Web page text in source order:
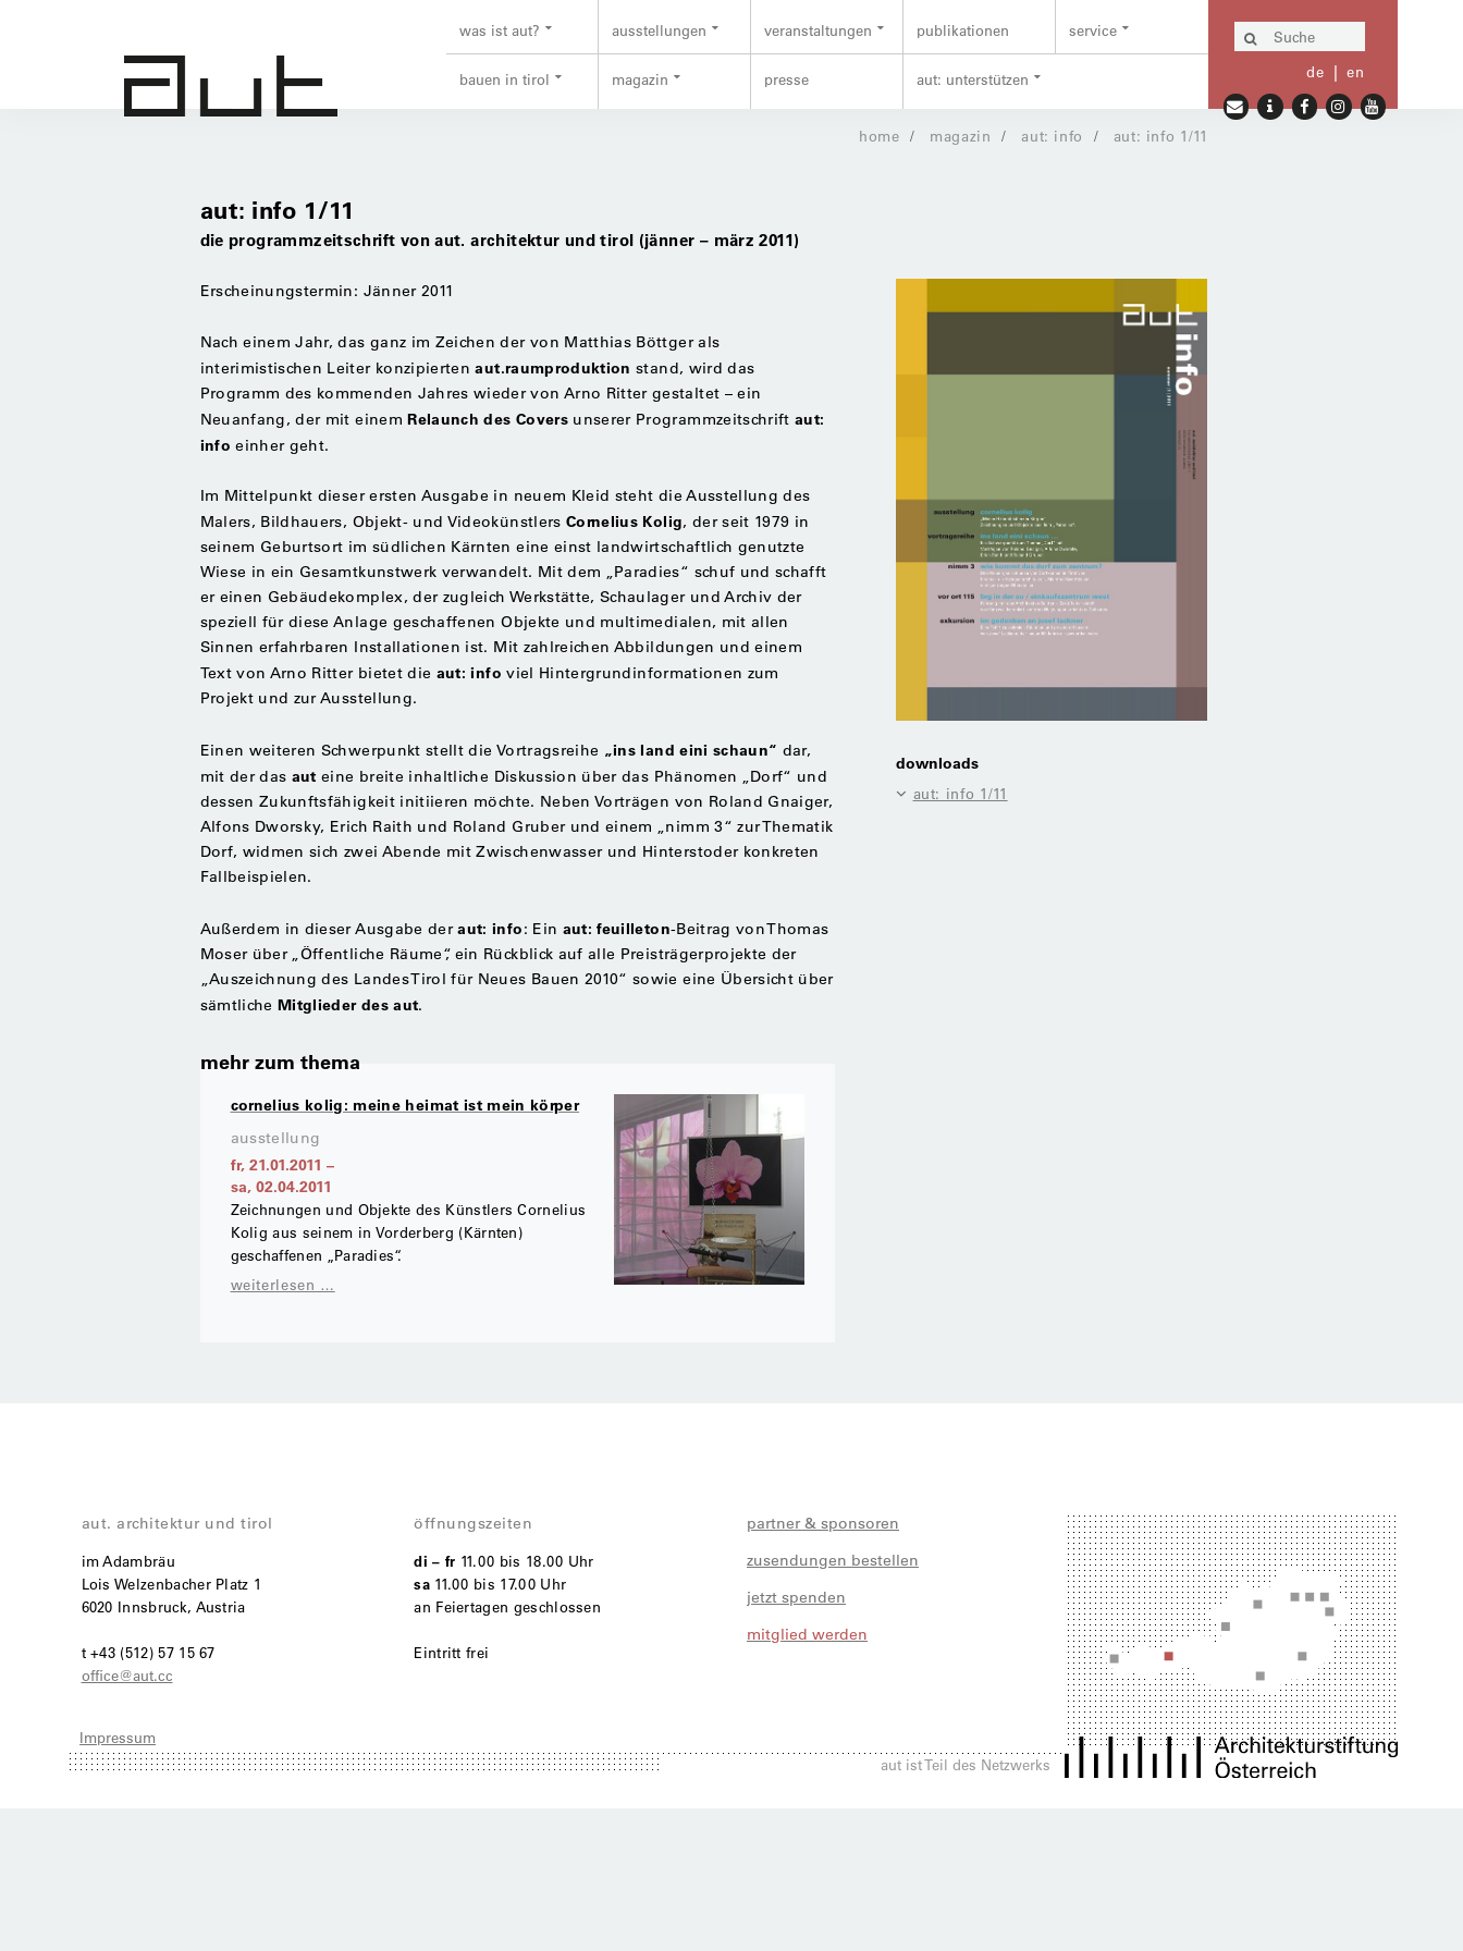
de en
was ist aut? ausstellungen veranstaltungen publikationen service
bauen in tirol magazin presse aut: unterstützen
home magazin aut: info aut: info 1/11
aut: info 1/11
die programmzeitschrift von aut. architektur und tirol (jänner – märz 2011)
Erscheinungstermin: Jänner 2011
Nach einem Jahr, das ganz im Zeichen der von Matthias Böttger als
interimistischen Leiter konzipiertenaut.raumproduktion stand, wird das
Programm des kommenden Jahres wieder von Arno Ritter gestaltet – ein
Neuanfang, der mit einemRelaunch des Coversunserer Programmzeitschriftaut:
info einher geht.
Im Mittelpunkt dieser ersten Ausgabe in neuem Kleid steht die Ausstellung des
Malers, Bildhauers, Objekt- und Videokünstlers Cornelius Kolig, der seit 1979 in
seinem Geburtsort im südlichen Kärnten eine einst landwirtschaftlich genutzte
Wiese in ein Gesamtkunstwerk verwandelt. Mit dem „Paradies“ schuf und schafft
er einen Gebäudekomplex, der zugleich Werkstätte, Schaulager und Archiv der
speziell für diese Anlage geschaffenen Objekte und multimedialen, mit allen
Sinnen erfahrbaren Installationen ist. Mit zahlreichen Abbildungen und einem
Text von Arno Ritter bietet die aut: info viel Hintergrundinformationen zum
Projekt und zur Ausstellung.
Einen weiteren Schwerpunkt stellt die Vortragsreihe „ins land eini schaun“ dar,
mit der das auteine breite inhaltliche Diskussion über das Phänomen „Dorf“ und
dessen Zukunftsfähigkeit initiieren möchte. Neben Vorträgen von Roland Gnaiger,
Alfons Dworsky, Erich Raith und Roland Gruber und einem „nimm 3“ zur Thematik
Dorf, widmen sich zwei Abende mit Zwischenwasser und Hinterstoder konkreten
Fallbeispielen.
Außerdem in dieser Ausgabe deraut: info: Ein aut: feuilleton-Beitrag von Thomas
Moser über „Öffentliche Räume“, ein Rückblick auf alle Preisträgerprojekte der
„Auszeichnung des Landes Tirol für Neues Bauen 2010“ sowie eine Übersicht über
sämtliche Mitglieder des aut.
mehr zum thema
cornelius kolig: meine heimat ist mein körper
ausstellung
fr, 21.01.2011 –
sa, 02.04.2011
Zeichnungen und Objekte des Künstlers Cornelius
Kolig aus seinem in Vorderberg (Kärnten)
geschaffenen „Paradies“.
weiterlesen …
downloads
aut: info 1/11
aut. architektur und tirol
im Adambräu
Lois Welzenbacher Platz 1
6020 Innsbruck, Austria
t +43 (512) 57 15 67
office@aut.cc
öffnungszeiten
di – fr 11.00 bis 18.00 Uhr
sa11.00 bis 17.00 Uhr
an Feiertagen geschlossen
Eintritt frei
partner & sponsoren
zusendungen bestellen
jetzt spenden
mitglied werden
Impressum
aut ist Teil des Netzwerks